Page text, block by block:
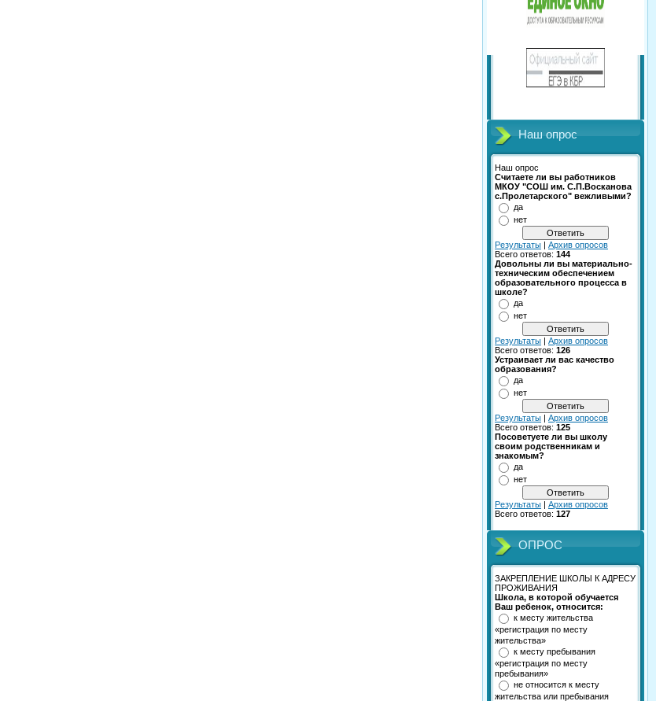
Наш опрос
Наш опрос
Считаете ли вы работников
МКОУ "СОШ им. С.П.Восканова
с.Пролетарского" вежливыми?
да
нет
Результаты
Архив опросов
Всего ответов: 144
Довольны ли вы материально-
техническим обеспечением
образовательного процесса в
школе?
да
нет
Результаты
Архив опросов
Всего ответов: 126
Устраивает ли вас качество
образования?
да
нет
Результаты
Архив опросов
Всего ответов: 125
Посоветуете ли вы школу
своим родственникам и
знакомым?
да
нет
Результаты
Архив опросов
Всего ответов: 127
ОПРОС
ЗАКРЕПЛЕНИЕ ШКОЛЫ К АДРЕСУ
ПРОЖИВАНИЯ
Школа, в которой обучается
Ваш ребенок, относится:
к месту жительства
«регистрация по месту
жительства»
к месту пребывания
«регистрация по месту
пребывания»
не относится к месту
жительства или пребывания